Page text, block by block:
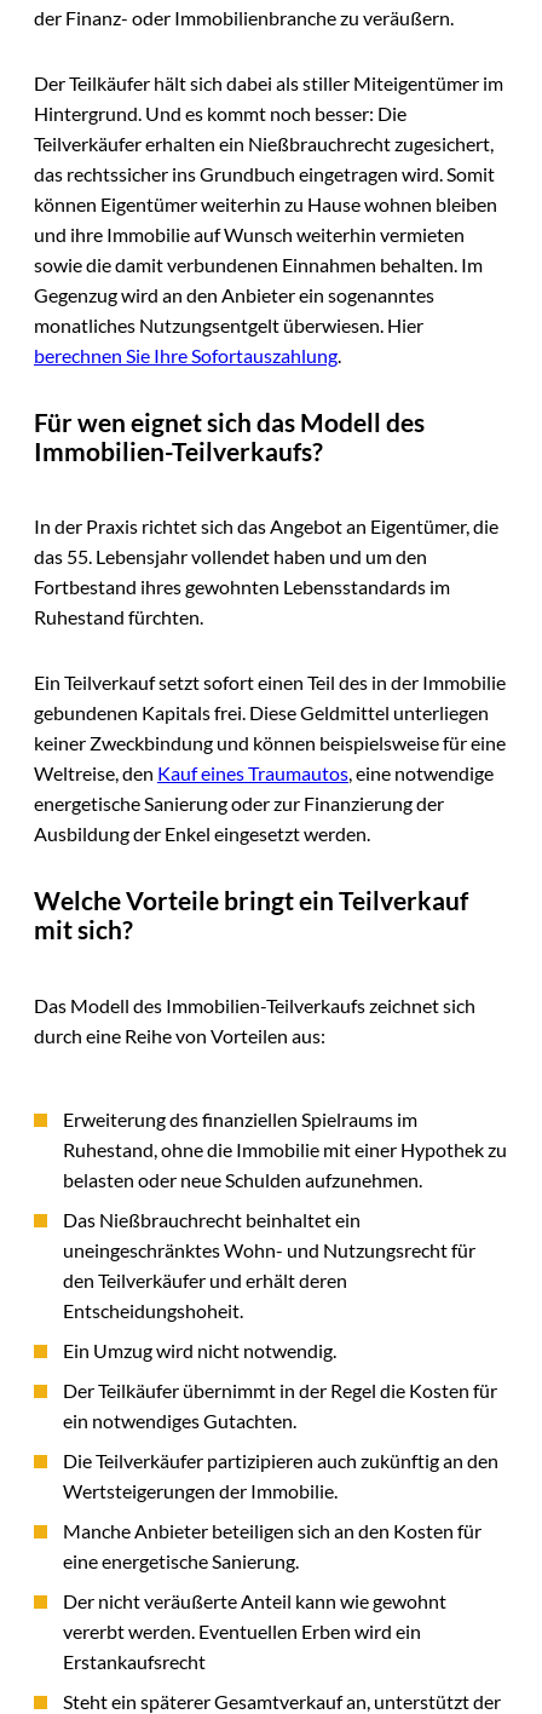
der Finanz- oder Immobilienbranche zu veräußern.
Der Teilkäufer hält sich dabei als stiller Miteigentümer im
Hintergrund. Und es kommt noch besser: Die
Teilverkäufer erhalten ein Nießbrauchrecht zugesichert,
das rechtssicher ins Grundbuch eingetragen wird. Somit
können Eigentümer weiterhin zu Hause wohnen bleiben
und ihre Immobilie auf Wunsch weiterhin vermieten
sowie die damit verbundenen Einnahmen behalten. Im
Gegenzug wird an den Anbieter ein sogenanntes
monatliches Nutzungsentgelt überwiesen. Hier
berechnen Sie Ihre Sofortauszahlung
Für wen eignet sich das Modell des
Immobilien-Teilverkaufs?
In der Praxis richtet sich das Angebot an Eigentümer, die
das 55. Lebensjahr vollendet haben und um den
Fortbestand ihres gewohnten Lebensstandards im
Ruhestand fürchten.
Ein Teilverkauf setzt sofort einen Teil des in der Immobilie
gebundenen Kapitals frei. Diese Geldmittel unterliegen
keiner Zweckbindung und können beispielsweise für eine
Weltreise, den Kauf eines Traumautos, eine notwendige
energetische Sanierung oder zur Finanzierung der
Ausbildung der Enkel eingesetzt werden.
Welche Vorteile bringt ein Teilverkauf
mit sich?
Das Modell des Immobilien-Teilverkaufs zeichnet sich
durch eine Reihe von Vorteilen aus:
Erweiterung des finanziellen Spielraums im
Ruhestand, ohne die Immobilie mit einer Hypothek zu
belasten oder neue Schulden aufzunehmen.
Das Nießbrauchrecht beinhaltet ein
uneingeschränktes Wohn- und Nutzungsrecht für
den Teilverkäufer und erhält deren
Entscheidungshoheit.
Ein Umzug wird nicht notwendig.
Der Teilkäufer übernimmt in der Regel die Kosten für
ein notwendiges Gutachten.
Die Teilverkäufer partizipieren auch zukünftig an den
Wertsteigerungen der Immobilie.
Manche Anbieter beteiligen sich an den Kosten für
eine energetische Sanierung.
Der nicht veräußerte Anteil kann wie gewohnt
vererbt werden. Eventuellen Erben wird ein
Erstankaufsrecht
Steht ein späterer Gesamtverkauf an, unterstützt der